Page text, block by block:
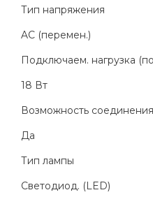
Тип напряжения
AC (перемен.)
Подключаем. нагрузка
18 Вт
Возможность
Да
Тип лампы
Светодиод. (LED)